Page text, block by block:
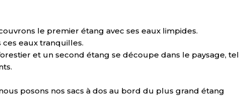
le premier étang avec ses eaux limpides.
eaux tranquilles.
et un second étang se découpe dans le paysage, tel
posons nos sacs à dos au bord du plus grand étang